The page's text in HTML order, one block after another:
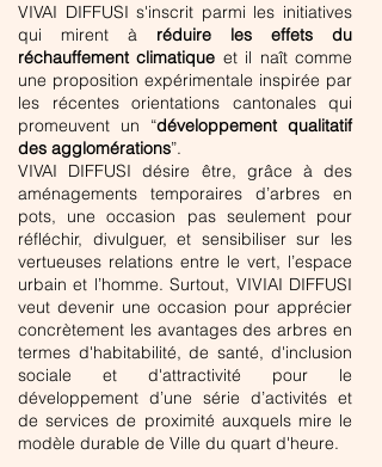
VIVAI DIFFUSI s'inscrit parmi les initiatives
qui mirent à réduire les effets du
réchauffement climatique et il naît comme
une proposition expérimentale inspirée par
les récentes orientations cantonales qui
promeuvent un “développement qualitatif
des agglomérations”.
VIVAI DIFFUSI désire être, grâce à des
aménagements temporaires d’arbres en
pots, une occasion pas seulement pour
réfléchir, divulguer, et sensibiliser sur les
vertueuses relations entre le vert, l’espace
urbain et l’homme. Surtout, VIVIAI DIFFUSI
veut devenir une occasion pour apprécier
concrètement les avantages des arbres en
termes d'habitabilité, de santé, d'inclusion
sociale et d'attractivité pour le
développement d’une série d’activités et
de services de proximité auxquels mire le
modèle durable de Ville du quart d'heure.